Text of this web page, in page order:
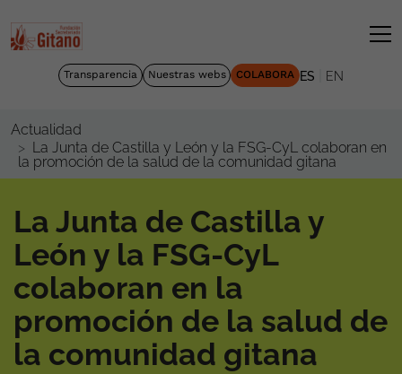
Transparencia Nuestras webs COLABORA ES EN
Actualidad
La Junta de Castilla y León y la FSG-CyL colaboran en
la promoción de la salud de la comunidad gitana
La Junta de Castilla y
León y la FSG-CyL
colaboran en la
promoción de la salud de
la comunidad gitana